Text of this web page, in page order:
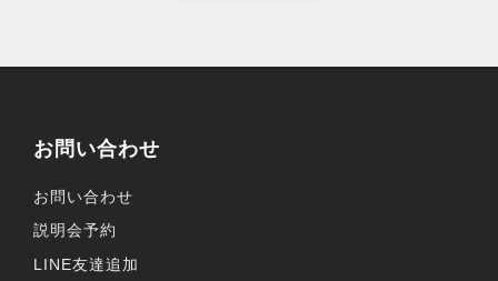
お問い合わせ
お問い合わせ
説明会予約
LINE友達追加